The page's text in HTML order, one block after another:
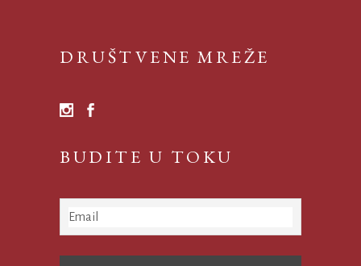
DRUŠTVENE MREŽE
BUDITE U TOKU